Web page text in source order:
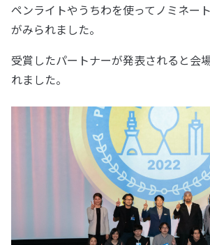
ペンライトやうちわを使ってノミネー
がみられました。
受賞したパートナーが発表されると会
れました。